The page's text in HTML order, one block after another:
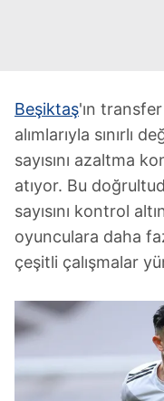
Beşiktaş'ın
alımlarıyla sınırlı
sayısını azaltma
atıyor. Bu
sayısını kontrol
oyunculara daha
çeşitli çalışmalar